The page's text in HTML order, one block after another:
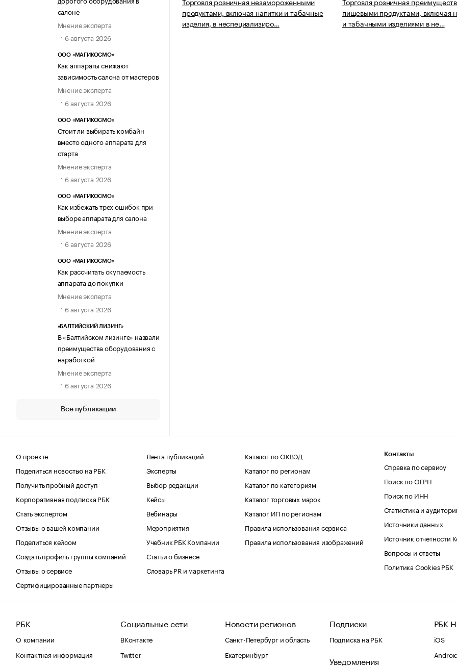
салоне
Мнение эксперта
6 августа 2026
ООО «МАГИКОСМО»
Как аппараты снижают
зависимость салона от мастеров
Мнение эксперта
6 августа 2026
ООО «МАГИКОСМО»
Стоит ли выбирать комбайн
вместо одного аппарата для
старта
Мнение эксперта
6 августа 2026
ООО «МАГИКОСМО»
Как избежать трех ошибок при
выборе аппарата для салона
Мнение эксперта
6 августа 2026
ООО «МАГИКОСМО»
Как рассчитать окупаемость
аппарата до покупки
Мнение эксперта
6 августа 2026
«БАЛТИЙСКИЙ ЛИЗИНГ»
В «Балтийском лизинге» назвали
преимущества оборудования с
наработкой
Мнение эксперта
6 августа 2026
Все публикации
продуктами, включая напитки и табачные
изделия, в неспециализиро…
пищевыми продуктами, включая
и табачными изделиями в не…
О проекте
Поделиться новостью на РБК
Получить пробный доступ
Корпоративная подписка РБК
Стать экспертом
Отзывы о вашей компании
Поделиться кейсом
Создать профиль группы компаний
Отзывы о сервисе
Сертифицированные партнеры
Лента публикаций
Эксперты
Выбор редакции
Кейсы
Вебинары
Мероприятия
Учебник РБК Компании
Статьи о бизнесе
Словарь PR и маркетинга
Каталог по ОКВЭД
Каталог по регионам
Каталог по категориям
Каталог торговых марок
Каталог ИП по регионам
Правила использования сервиса
Правила использования изображений
Контакты
Справка по сервису
Поиск по ОГРН
Поиск по ИНН
Статистика и
Источники данных
Источник отчетности
Вопросы и ответы
Политика Cookies РБК
РБК
О компании
Контактная информация
Социальные сети
ВКонтакте
Twitter
Новости регионов
Санкт-Петербург и область
Екатеринбург
Подписки
Подписка на РБК
Уведомления
РБК
iOS